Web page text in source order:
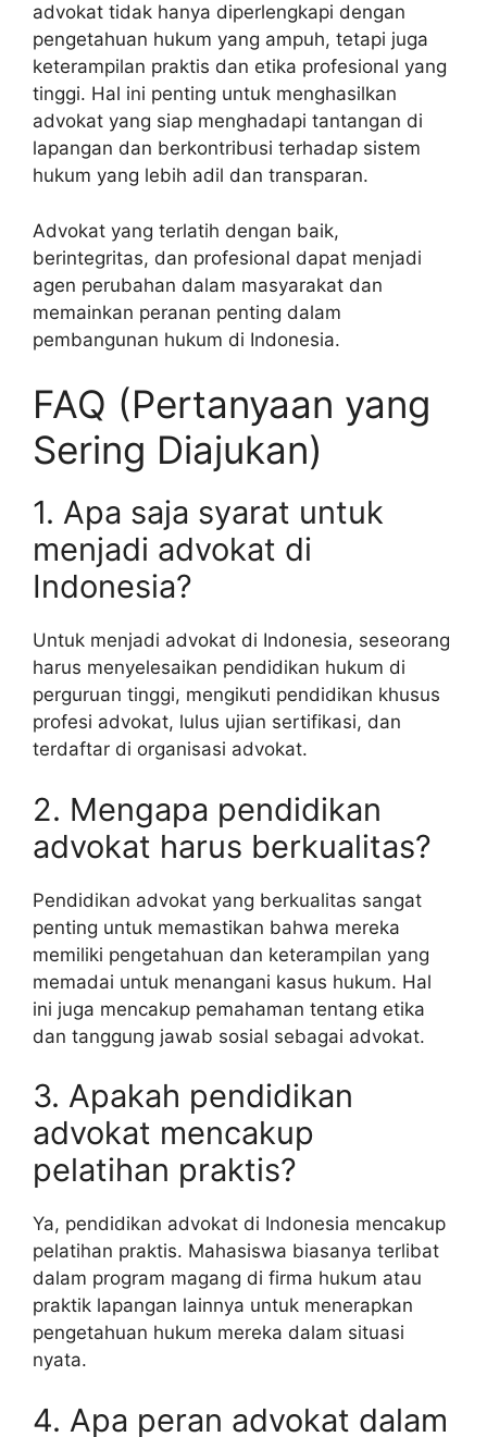
advokat tidak hanya diperlengkapi dengan
pengetahuan hukum yang ampuh, tetapi juga
keterampilan praktis dan etika profesional yang
tinggi. Hal ini penting untuk menghasilkan
advokat yang siap menghadapi tantangan di
lapangan dan berkontribusi terhadap sistem
hukum yang lebih adil dan transparan.
Advokat yang terlatih dengan baik,
berintegritas, dan profesional dapat menjadi
agen perubahan dalam masyarakat dan
memainkan peranan penting dalam
pembangunan hukum di Indonesia.
FAQ (Pertanyaan yang
Sering Diajukan)
1. Apa saja syarat untuk
menjadi advokat di
Indonesia?
Untuk menjadi advokat di Indonesia, seseorang
harus menyelesaikan pendidikan hukum di
perguruan tinggi, mengikuti pendidikan khusus
profesi advokat, lulus ujian sertifikasi, dan
terdaftar di organisasi advokat.
2. Mengapa pendidikan
advokat harus berkualitas?
Pendidikan advokat yang berkualitas sangat
penting untuk memastikan bahwa mereka
memiliki pengetahuan dan keterampilan yang
memadai untuk menangani kasus hukum. Hal
ini juga mencakup pemahaman tentang etika
dan tanggung jawab sosial sebagai advokat.
3. Apakah pendidikan
advokat mencakup
pelatihan praktis?
Ya, pendidikan advokat di Indonesia mencakup
pelatihan praktis. Mahasiswa biasanya terlibat
dalam program magang di firma hukum atau
praktik lapangan lainnya untuk menerapkan
pengetahuan hukum mereka dalam situasi
nyata.
4. Apa peran advokat dalam